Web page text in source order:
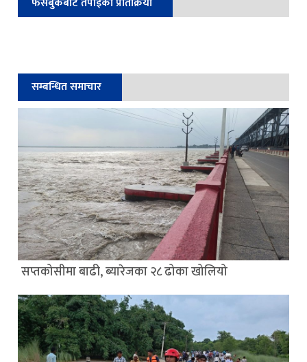
सम्बन्धित समाचार
सप्तकोसीमा बाढी, ब्यारेजका २८ ढोका खोलियो